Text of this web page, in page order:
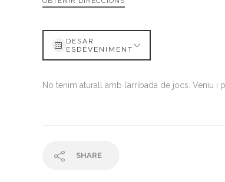
DESAR
ESDEVENIMENT
No tenim aturall amb l’arribada de jocs. Veniu
SHARE